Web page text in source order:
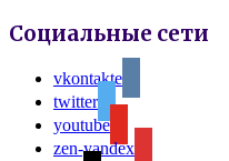
Социальные сети
vkontakte
twitter
youtube
zen-yandex